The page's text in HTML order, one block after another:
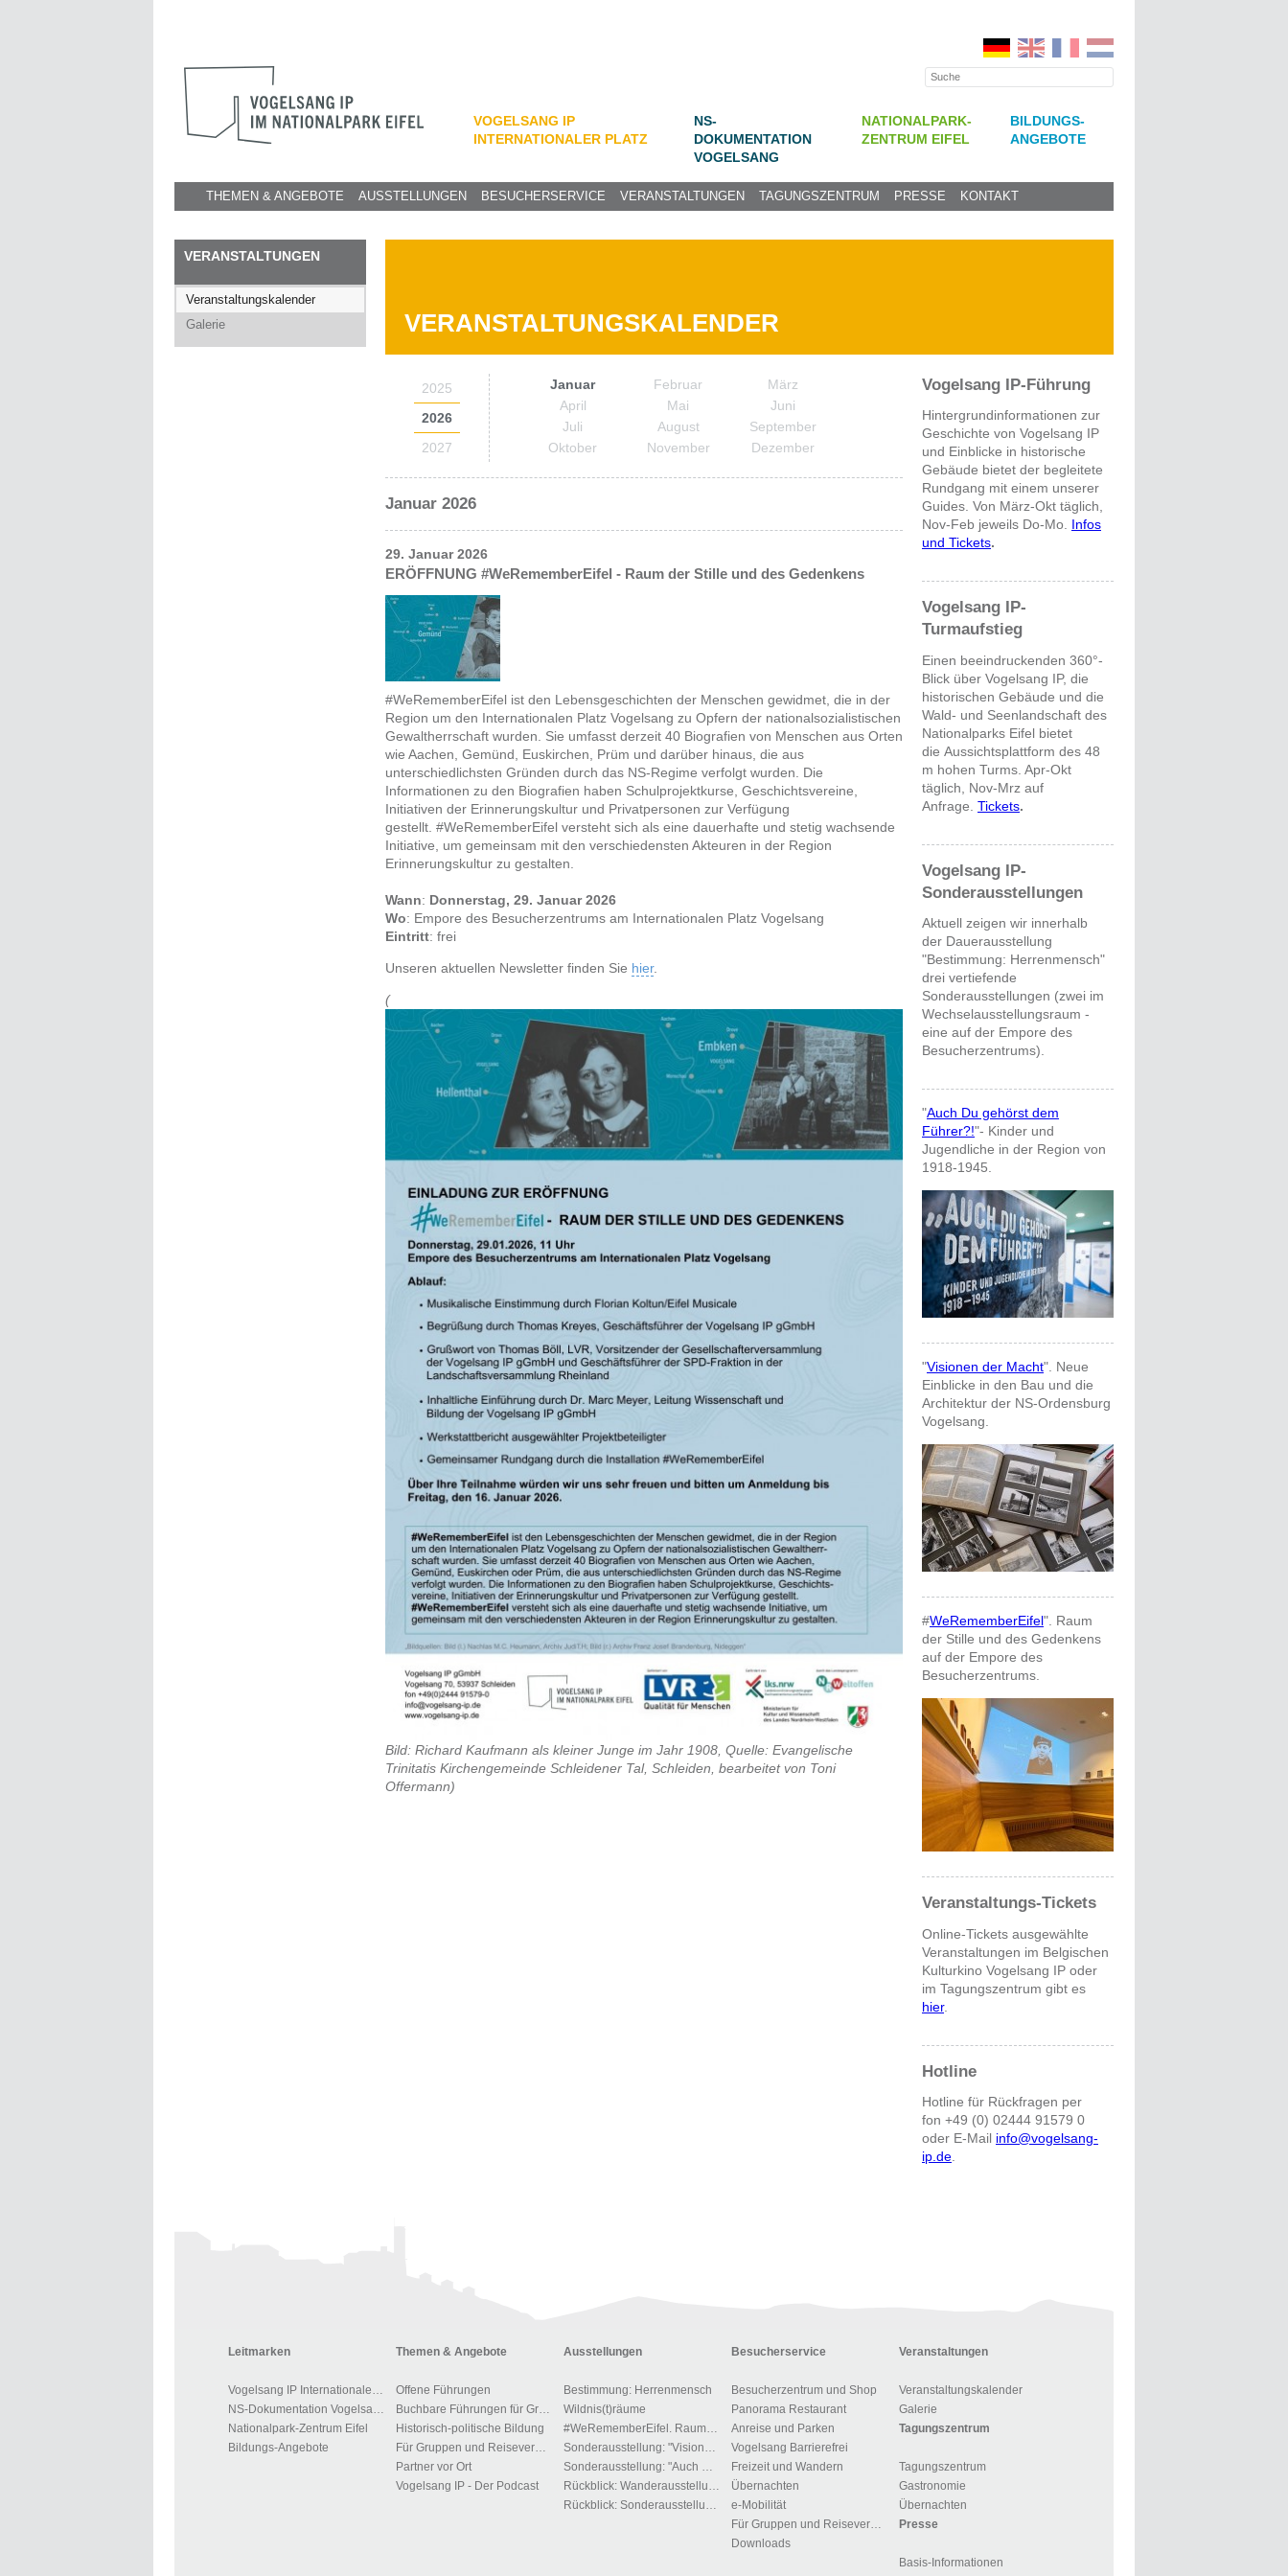
VOGELSANG IP
INTERNATIONALER PLATZ
NS-
DOKUMENTATION
VOGELSANG
NATIONALPARK-
ZENTRUM EIFEL
BILDUNGS-
ANGEBOTE
THEMEN & ANGEBOTE AUSSTELLUNGEN BESUCHERSERVICE VERANSTALTUNGEN TAGUNGSZENTRUM PRESSE KONTAKT
VERANSTALTUNGEN
Veranstaltungskalender
Galerie
VERANSTALTUNGSKALENDER
2025
2026
2027
Januar Februar
März
April
Mai
Juni
Juli
August
September
Oktober
November Dezember
Januar 2026
29. Januar 2026
ERÖFFNUNG #WeRememberEifel - Raum der Stille und des Gedenkens
#WeRememberEifel ist den Lebensgeschichten der Menschen gewidmet, die in der
Region um den Internationalen Platz Vogelsang zu Opfern der nationalsozialistischen
Gewaltherrschaft wurden. Sie umfasst derzeit 40 Biografien von Menschen aus Orten
wie Aachen, Gemünd, Euskirchen, Prüm und darüber hinaus, die aus
unterschiedlichsten Gründen durch das NS-Regime verfolgt wurden. Die
Informationen zu den Biografien haben Schulprojektkurse, Geschichtsvereine,
Initiativen der Erinnerungskultur und Privatpersonen zur Verfügung
gestellt. #WeRememberEifel versteht sich als eine dauerhafte und stetig wachsende
Initiative, um gemeinsam mit den verschiedensten Akteuren in der Region
Erinnerungskultur zu gestalten.
Wann: Donnerstag, 29. Januar 2026
Wo: Empore des Besucherzentrums am Internationalen Platz Vogelsang
Eintritt: frei
Unseren aktuellen Newsletter finden Sie hier.
(
Bild: Richard Kaufmann als kleiner Junge im Jahr 1908, Quelle: Evangelische
Trinitatis Kirchengemeinde Schleidener Tal, Schleiden, bearbeitet von Toni
Offermann)
Vogelsang IP-Führung
Hintergrundinformationen zur
Geschichte von Vogelsang IP
und Einblicke in historische
Gebäude bietet der begleitete
Rundgang mit einem unserer
Guides. Von März-Okt täglich,
Nov-Feb jeweils Do-Mo. Infos
und Tickets.
Vogelsang IP-
Turmaufstieg
Einen beeindruckenden 360°-
Blick über Vogelsang IP, die
historischen Gebäude und die
Wald- und Seenlandschaft des
Nationalparks Eifel bietet
die Aussichtsplattform des 48
m hohen Turms. Apr-Okt
täglich, Nov-Mrz auf
Anfrage. Tickets.
Vogelsang IP-
Sonderausstellungen
Aktuell zeigen wir innerhalb
der Dauerausstellung
"Bestimmung: Herrenmensch"
drei vertiefende
Sonderausstellungen (zwei im
Wechselausstellungsraum -
eine auf der Empore des
Besucherzentrums).
"Auch Du gehörst dem
Führer?!"- Kinder und
Jugendliche in der Region von
1918-1945.
"Visionen der Macht". Neue
Einblicke in den Bau und die
Architektur der NS-Ordensburg
Vogelsang.
#WeRememberEifel". Raum
der Stille und des Gedenkens
auf der Empore des
Besucherzentrums.
Veranstaltungs-Tickets
Online-Tickets ausgewählte
Veranstaltungen im Belgischen
Kulturkino Vogelsang IP oder
im Tagungszentrum gibt es
hier.
Hotline
Hotline für Rückfragen per
fon +49 (0) 02444 91579 0
oder E-Mail info@vogelsang-
ip.de
Leitmarken
Vogelsang IP Internationaler Platz
NS-Dokumentation Vogelsang
Nationalpark-Zentrum Eifel
Bildungs-Angebote
Themen & Angebote
Offene Führungen
Buchbare Führungen für Gruppen
Historisch-politische Bildung
Für Gruppen und Reiseveranstalter
Partner vor Ort
Vogelsang IP - Der Podcast
Ausstellungen
Bestimmung: Herrenmensch
Wildnis(t)räume
#WeRememberEifel. Raum der Stille und des Gedenkens.
Sonderausstellung: "Visionen der Macht"
Sonderausstellung: "Auch Du gehörst dem Führer"!?
Rückblick: Wanderausstellung: „Menschen, Bilder, Orte – 1700 Jahre jüdisches Leben in Deutschland“
Rückblick: Sonderausstellung "Zwangsarbeit im Kreis Euskirchen"
Besucherservice
Besucherzentrum und Shop
Panorama Restaurant
Anreise und Parken
Vogelsang Barrierefrei
Freizeit und Wandern
Übernachten
e-Mobilität
Für Gruppen und Reiseveranstalter
Downloads
Veranstaltungen
Veranstaltungskalender
Galerie
Tagungszentrum
Tagungszentrum
Gastronomie
Übernachten
Presse
Basis-Informationen